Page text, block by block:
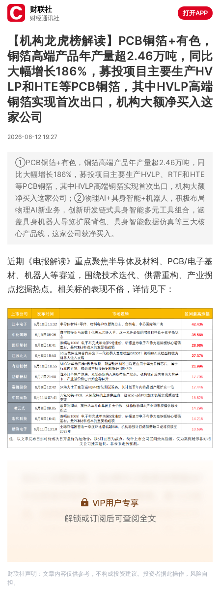
财联社
财经通讯社
打开APP
【机构龙虎榜解读】PCB铜箔+有色，
铜箔高端产品年产量超2.46万吨，同比
大幅增长186%，募投项目主要生产HV
LP和HTE等PCB铜箔，其中HVLP高端
铜箔实现首次出口，机构大额净买入这
家公司
2026-06-12 19:27
①PCB铜箔+有色，铜箔高端产品年产量超2.46万吨，同
比大幅增长186%，募投项目主要生产HVLP、RTF和HTE
等PCB铜箔，其中HVLP高端铜箔实现首次出口，机构大额
净买入这家公司；②物理AI+具身智能+机器人，积极布局
物理AI新业务，创新研发链式具身智能多元工具组合，涵
盖具身机器人导览扩展背包、具身智能数据仿真等三大核
心产品线，这家公司获净买入。
近期《电报解读》重点聚焦半导体及材料、PCB/电子基
材、机器人等赛道，围绕技术迭代、供需重构、产业拐
点挖掘热点。相关标的表现不俗，详情见下：
财联社声明：文章内容仅供参考，不构成投资建议。投资者据此操作，风险自
担。